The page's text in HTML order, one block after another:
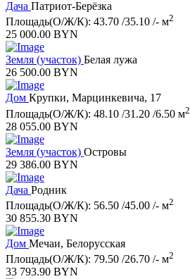
Дача Патриот-Берёзка
Площадь(О/Ж/К): 43.70 /35.10 /- м2
25 000.00 BYN
Земля (участок) Белая лужа
26 500.00 BYN
Дом Крупки, Марцинкевича, 17
Площадь(О/Ж/К): 48.10 /31.20 /6.50 м2
28 055.00 BYN
Земля (участок) Островы
29 386.00 BYN
Дача Родник
Площадь(О/Ж/К): 56.50 /45.00 /- м2
30 855.30 BYN
Дом Мечаи, Белорусская
Площадь(О/Ж/К): 79.50 /26.70 /- м2
33 793.90 BYN